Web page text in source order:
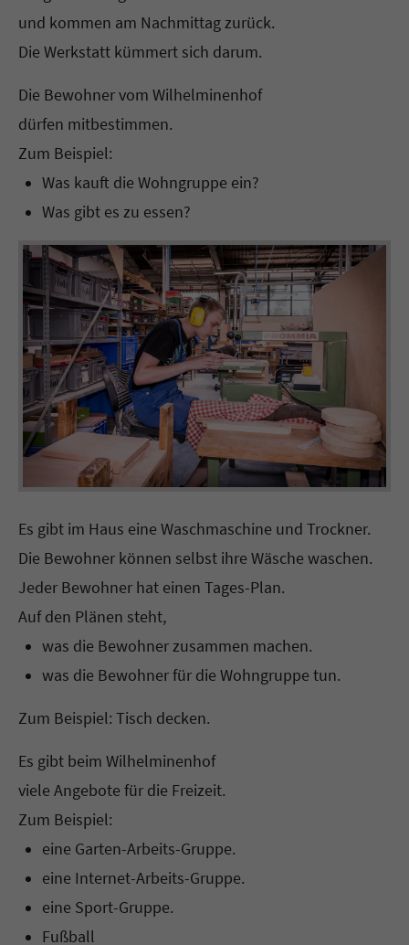
und kommen am Nachmittag zurück.
Die Werkstatt kümmert sich darum.
Die Bewohner vom Wilhelminenhof
dürfen mitbestimmen.
Zum Beispiel:
Was kauft die Wohngruppe ein?
Was gibt es zu essen?
Es gibt im Haus eine Waschmaschine und Trockner.
Die Bewohner können selbst ihre Wäsche waschen.
Jeder Bewohner hat einen Tages-Plan.
Auf den Plänen steht,
was die Bewohner zusammen machen.
was die Bewohner für die Wohngruppe tun.
Zum Beispiel: Tisch decken.
Es gibt beim Wilhelminenhof
viele Angebote für die Freizeit.
Zum Beispiel:
eine Garten-Arbeits-Gruppe.
eine Internet-Arbeits-Gruppe.
eine Sport-Gruppe.
Fußball